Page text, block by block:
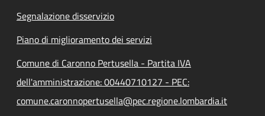
Segnalazione disservizio
Piano di miglioramento dei servizi
Comune di Caronno Pertusella - Partita IVA
dell'amministrazione: 00440710127 - PEC:
comune.caronnopertusella@pec.regione.lombardia.it